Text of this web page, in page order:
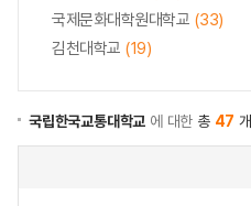
국제문화대학원대학교 (33)
김천대학교 (19)
국립한국교통대학교 에 대한 총 47 개